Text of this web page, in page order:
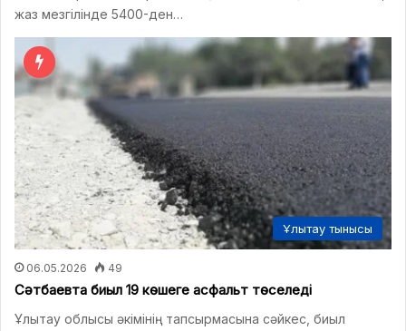
жаз мезгілінде 5400-ден…
Ұлытау тынысы
06.05.2026 49
Сәтбаевта биыл 19 көшеге асфальт төселеді
Ұлытау облысы әкімінің тапсырмасына сәйкес, биыл